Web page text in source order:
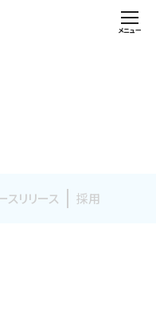
メニュー
スリリース 採用